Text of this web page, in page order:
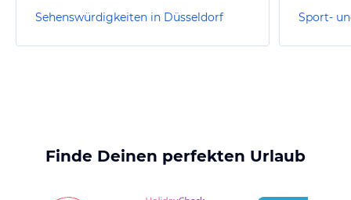
Sehenswürdigkeiten in Düsseldorf
Finde Deinen perfekten Urlaub